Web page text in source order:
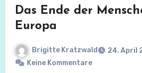
Das Ende der
Europa
Brigitte Kratzwald
24. April
Keine Kommentare